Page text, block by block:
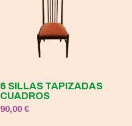
6 SILLAS TAPIZADAS
CUADROS
90,00€